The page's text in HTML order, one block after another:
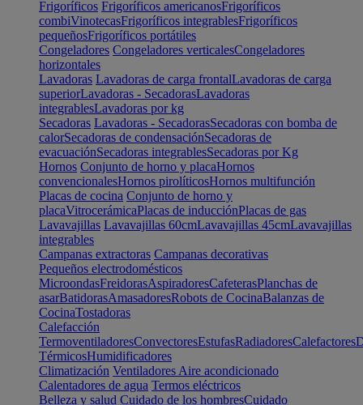
Frigoríficos Frigoríficos americanosFrigoríficos
combiVinotecasFrigoríficos integrablesFrigoríficos
pequeñosFrigoríficos portátiles
Congeladores Congeladores verticalesCongeladores
horizontales
Lavadoras Lavadoras de carga frontalLavadoras de carga
superiorLavadoras - SecadorasLavadoras
integrablesLavadoras por kg
Secadoras Lavadoras - SecadorasSecadoras con bomba de
calorSecadoras de condensaciónSecadoras de
evacuaciónSecadoras integrablesSecadoras por Kg
Hornos Conjunto de horno y placaHornos
convencionalesHornos pirolíticosHornos multifunción
Placas de cocina Conjunto de horno y
placaVitrocerámicaPlacas de inducciónPlacas de gas
Lavavajillas Lavavajillas 60cmLavavajillas 45cmLavavajillas
integrables
Campanas extractoras Campanas decorativas
Pequeños electrodomésticos
MicroondasFreidorasAspiradoresCafeterasPlanchas de
asarBatidorasAmasadoresRobots de CocinaBalanzas de
CocinaTostadoras
Calefacción
TermoventiladoresConvectoresEstufasRadiadoresCalefactores
TérmicosHumidificadores
Climatización Ventiladores Aire acondicionado
Calentadores de agua Termos eléctricos
Belleza y salud Cuidado de los hombresCuidado